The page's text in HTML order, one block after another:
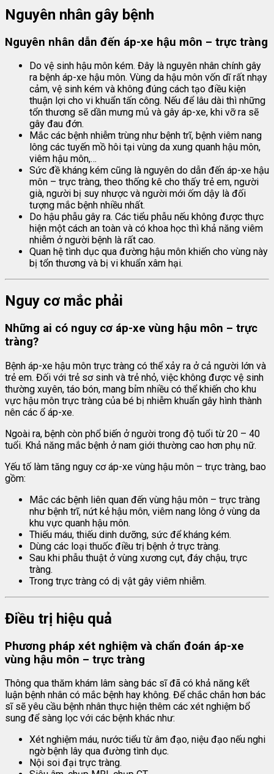
Nguyên nhân gây bệnh
Nguyên nhân dẫn đến áp-xe hậu môn – trực tràng
Do vệ sinh hậu môn kém. Đây là nguyên nhân chính gây
ra bệnh áp-xe hậu môn. Vùng da hậu môn vốn dĩ rất nhạy
cảm, vệ sinh kém và không đúng cách tạo điều kiện
thuận lợi cho vi khuẩn tấn công. Nếu để lâu dài thì những
tổn thương sẽ dần mưng mủ và gây áp-xe, khi vỡ ra sẽ
gây đau đớn.
Mắc các bệnh nhiễm trùng như bệnh trĩ, bệnh viêm nang
lông các tuyến mồ hôi tại vùng da xung quanh hậu môn,
viêm hậu môn,…
Sức đề kháng kém cũng là nguyên do dẫn đến áp-xe hậu
môn – trực tràng, theo thống kê cho thấy trẻ em, người
già, người bị suy nhược và người mới ốm dậy là đối
tượng mắc bệnh nhiều nhất.
Do hậu phẫu gây ra. Các tiểu phẫu nếu không được thực
hiện một cách an toàn và có khoa học thì khả năng viêm
nhiễm ở người bệnh là rất cao.
Quan hệ tình dục qua đường hậu môn khiến cho vùng này
bị tổn thương và bị vi khuẩn xâm hại.
Nguy cơ mắc phải
Những ai có nguy cơ áp-xe vùng hậu môn – trực
tràng?
Bệnh áp-xe hậu môn trực tràng có thể xảy ra ở cả người lớn và
trẻ em. Đối với trẻ sơ sinh và trẻ nhỏ, việc không được vệ sinh
thường xuyên, táo bón, mang bỉm nhiều có thể khiến cho khu
vực hậu môn trực tràng của bé bị nhiễm khuẩn gây hình thành
nên các ổ áp-xe.
Ngoài ra, bệnh còn phổ biến ở người trong độ tuổi từ 20 – 40
tuổi. Khả năng mắc bệnh ở nam giới thường cao hơn phụ nữ.
Yếu tố làm tăng nguy cơ áp-xe vùng hậu môn – trực tràng, bao
gồm:
Mắc các bệnh liên quan đến vùng hậu môn – trực tràng
như bệnh trĩ, nứt kẻ hậu môn, viêm nang lông ở vùng da
khu vực quanh hậu môn.
Thiếu máu, thiếu dinh dưỡng, sức để kháng kém.
Dùng các loại thuốc điều trị bệnh ở trực tràng.
Sau khi phẫu thuật ở vùng xương cụt, đáy chậu, trực
tràng.
Trong trực tràng có dị vật gây viêm nhiễm.
Điều trị hiệu quả
Phương pháp xét nghiệm và chẩn đoán áp-xe
vùng hậu môn – trực tràng
Thông qua thăm khám lâm sàng bác sĩ đã có khả năng kết
luận bệnh nhân có mắc bệnh hay không. Để chắc chắn hơn bác
sĩ sẽ yêu cầu bệnh nhân thực hiện thêm các xét nghiệm bổ
sung để sàng lọc với các bệnh khác như:
Xét nghiệm máu, nước tiểu từ âm đạo, niệu đạo nếu nghi
ngờ bệnh lây qua đường tình dục.
Nội soi đại trực tràng.